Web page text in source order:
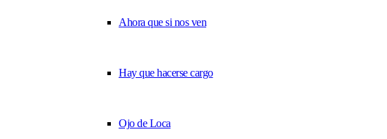
Ahora que si nos ven
Hay que hacerse cargo
Ojo de Loca